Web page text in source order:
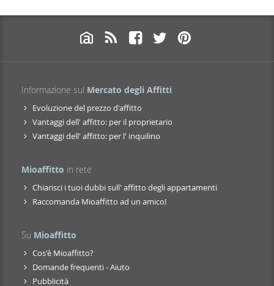
Informazione sul Mercato degli Affitti
Evoluzione del prezzo d'affitto
Vantaggi dell' affitto: per il proprietario
Vantaggi dell' affitto: per l' inquilino
Mioaffitto in rete
Chiarisci i tuoi dubbi sull' affitto degli appartamenti
Raccomanda Mioaffitto ad un amico!
Su Mioaffitto
Cos'è Mioaffitto?
Domande frequenti - Aiuto
Pubblicità